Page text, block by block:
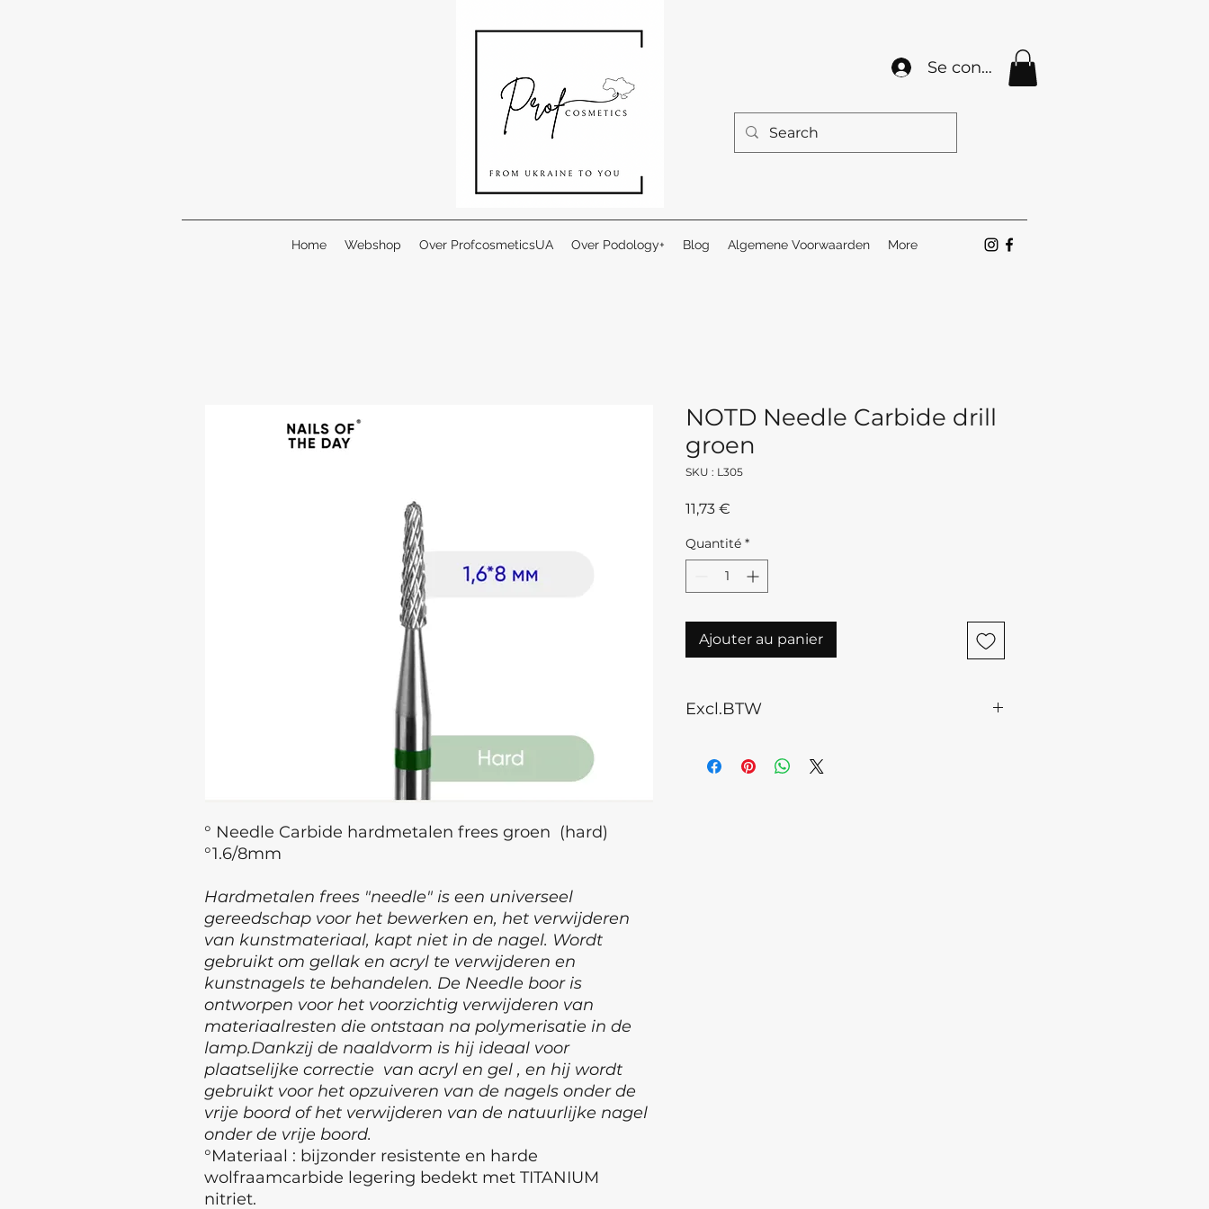
Se connecter
Home Webshop Over ProfcosmeticsUA Over Podology+ Blog Algemene Voorwaarden More
° Needle Carbide hardmetalen frees groen (hard)
°1.6/8mm
Hardmetalen frees "needle" is een universeel
gereedschap voor het bewerken en, het verwijderen
van kunstmateriaal, kapt niet in de nagel. Wordt
gebruikt om gellak en acryl te verwijderen en
kunstnagels te behandelen. De Needle boor is
ontworpen voor het voorzichtig verwijderen van
materiaalresten die ontstaan na polymerisatie in de
lamp.Dankzij de naaldvorm is hij ideaal voor
plaatselijke correctie van acryl en gel , en hij wordt
gebruikt voor het opzuiveren van de nagels onder de
vrije boord of het verwijderen van de natuurlijke nagel
onder de vrije boord.
°Materiaal : bijzonder resistente en harde
wolfraamcarbide legering bedekt met TITANIUM
nitriet.
NOTD Needle Carbide drill
groen
SKU : L305
11,73 €
Quantité *
Ajouter au panier
Excl.BTW